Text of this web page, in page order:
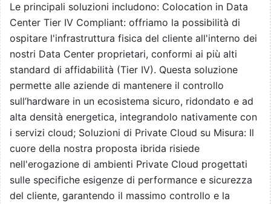
Le principali soluzioni includono: Colocation in Data
Center Tier IV Compliant: offriamo la possibilità di
ospitare l'infrastruttura fisica del cliente all'interno dei
nostri Data Center proprietari, conformi ai più alti
standard di affidabilità (Tier IV). Questa soluzione
permette alle aziende di mantenere il controllo
sull’hardware in un ecosistema sicuro, ridondato e ad
alta densità energetica, integrandolo nativamente con
i servizi cloud; Soluzioni di Private Cloud su Misura: Il
cuore della nostra proposta ibrida risiede
nell'erogazione di ambienti Private Cloud progettati
sulle specifiche esigenze di performance e sicurezza
del cliente, garantendo il massimo controllo e la